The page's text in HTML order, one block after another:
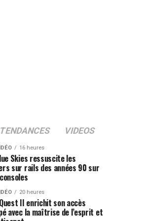
TENDANCES VIDEOS
16 heures
Skies ressuscite les
sur rails des années 90 sur
20 heures
II enrichit son accès
avec la maîtrise de l’esprit et